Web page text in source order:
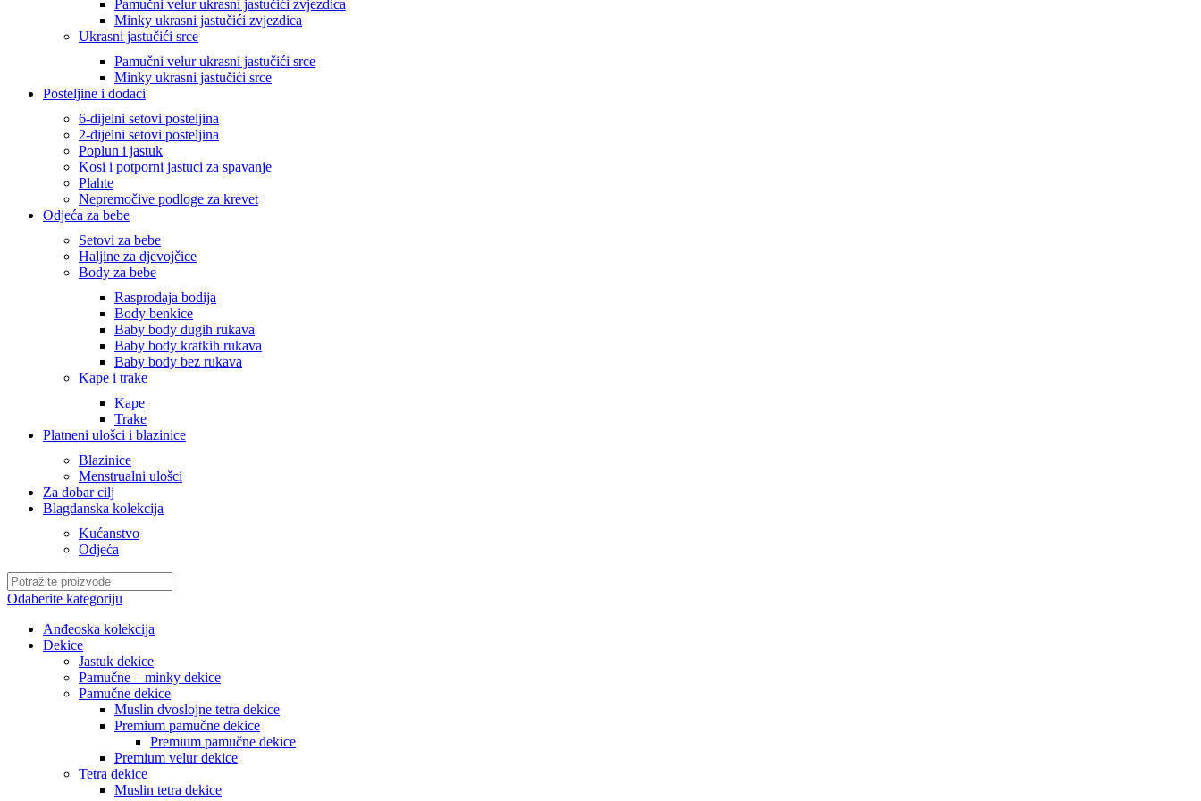
Pamučni velur ukrasni jastučići zvjezdica
Minky ukrasni jastučići zvjezdica
Ukrasni jastučići srce
Pamučni velur ukrasni jastučići srce
Minky ukrasni jastučići srce
Posteljine i dodaci
6-dijelni setovi posteljina
2-dijelni setovi posteljina
Poplun i jastuk
Kosi i potporni jastuci za spavanje
Plahte
Nepremočive podloge za krevet
Odjeća za bebe
Setovi za bebe
Haljine za djevojčice
Body za bebe
Rasprodaja bodija
Body benkice
Baby body dugih rukava
Baby body kratkih rukava
Baby body bez rukava
Kape i trake
Kape
Trake
Platneni ulošci i blazinice
Blazinice
Menstrualni ulošci
Za dobar cilj
Blagdanska kolekcija
Kućanstvo
Odjeća
Odaberite kategoriju
Anđeoska kolekcija
Dekice
Jastuk dekice
Pamučne – minky dekice
Pamučne dekice
Muslin dvoslojne tetra dekice
Premium pamučne dekice
Premium pamučne dekice
Premium velur dekice
Tetra dekice
Muslin tetra dekice